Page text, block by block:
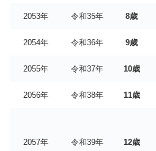
2053年 令和35年 8歳
2054年 令和36年 9歳
2055年 令和37年 10歳
2056年 令和38年 11歳
2057年 令和39年 12歳